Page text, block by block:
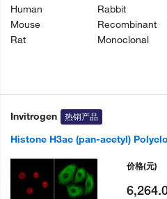
Human
Mouse
Rat
Rabbit
Recombinant
Monoclonal
Invitrogen 热销产品
Histone H3ac (pan-acetyl)
价格(元)